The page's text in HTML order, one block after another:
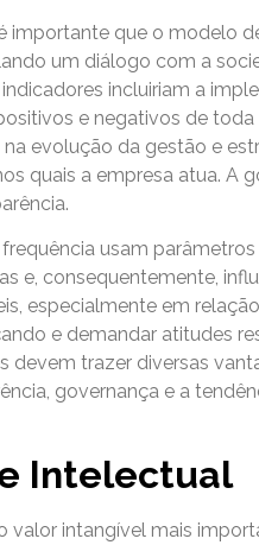
importante que o modelo
um diálogo com a
incluiriam a
e negativos de
evolução da gestão e
quais a empresa atua.
usam
e, consequentemente,
especialmente em
e demandar atitudes
devem trazer diversas
governança e a
Intelectual
valor intangível mais